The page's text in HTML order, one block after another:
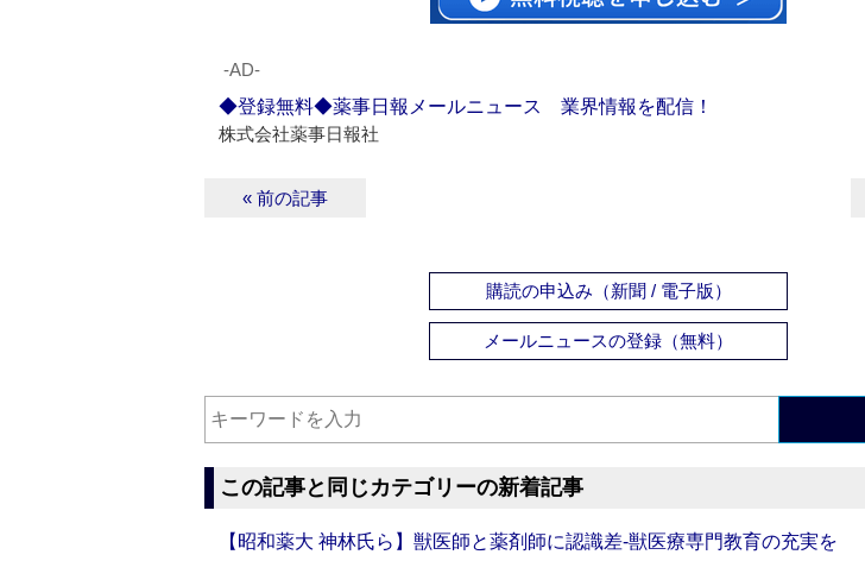
‐AD‐
◆登録無料◆薬事日報メールニュース 業界情報を配信！
株式会社薬事日報社
« 前の記事
購読の申込み（新聞 / 電子版）
メールニュースの登録（無料）
この記事と同じカテゴリーの新着記事
【昭和薬大 神林氏ら】獣医師と薬剤師に認識差‐獣医療専門教育の充実を